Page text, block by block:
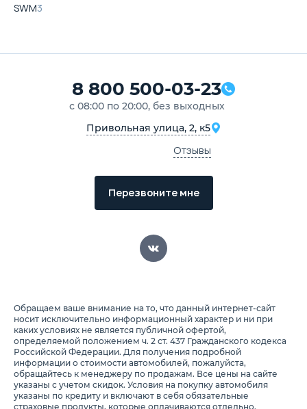
SWM3
8 800 500-03-23
с 08:00 по 20:00, без выходных
Привольная улица, 2, к5
Отзывы
Перезвоните мне
Обращаем ваше внимание на то, что данный интернет-сайт
носит исключительно информационный характер и ни при
каких условиях не является публичной офертой,
определяемой положением ч. 2 ст. 437 Гражданского кодекса
Российской Федерации. Для получения подробной
информации о стоимости автомобилей, пожалуйста,
обращайтесь к менеджеру по продажам. Все цены на сайте
указаны с учетом скидок. Условия на покупку автомобиля
указаны по кредиту и включают в себя обязательные
страховые продукты, которые оплачиваются отдельно.